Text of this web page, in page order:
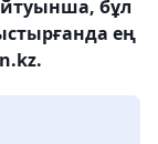
бұл
ең